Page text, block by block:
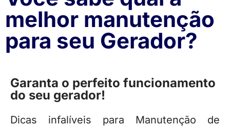
melhor manutenção
para seu Gerador?
Garanta o perfeito funcionamento
do seu gerador!
Dicas infalíveis para Manutenção de